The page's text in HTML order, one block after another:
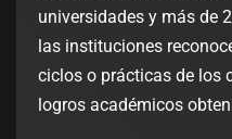
universidades y más de
las instituciones
ciclos o prácticas de los
logros académicos